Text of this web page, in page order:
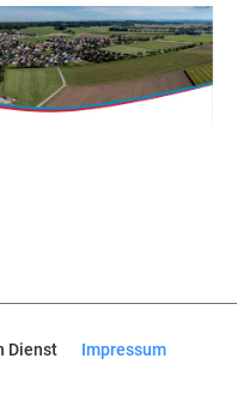
Dienst Impressum